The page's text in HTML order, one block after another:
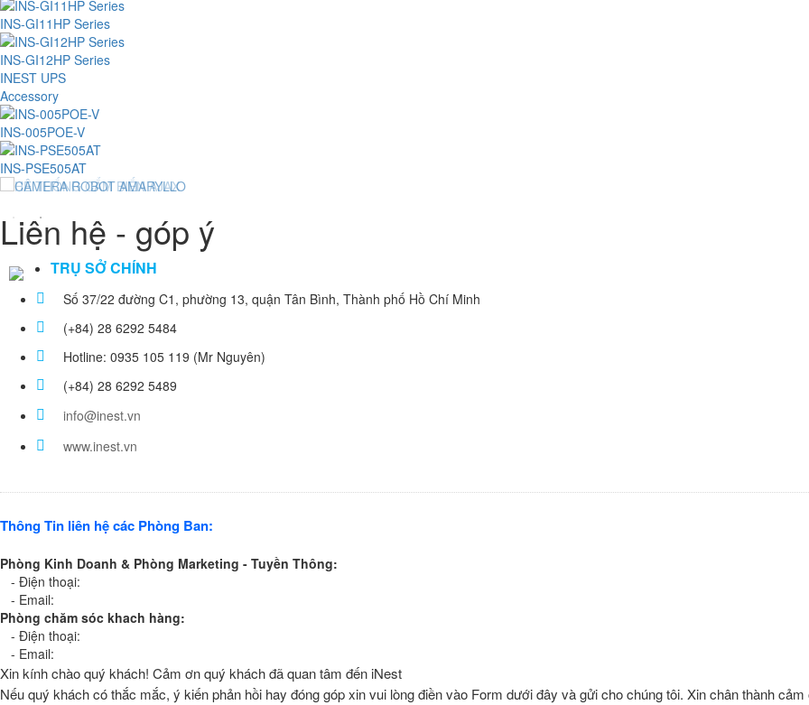
INS-GI11HP Series
INS-GI12HP Series
INEST UPS
Accessory
INS-005POE-V
INS-PSE505AT
Liên hệ - góp ý
TRỤ SỞ CHÍNH
Số 37/22 đường C1, phường 13, quận Tân Bình, Thành phố Hồ Chí Minh
(+84) 28 6292 5484
Hotline: 0935 105 119 (Mr Nguyên)
(+84) 28 6292 5489
info@inest.vn
www.inest.vn
Thông Tin liên hệ các Phòng Ban:
Phòng Kinh Doanh & Phòng Marketing - Tuyền Thông:
- Điện thoại:
- Email:
Phòng chăm sóc khach hàng:
- Điện thoại:
- Email:
Xin kính chào quý khách! Cảm ơn quý khách đã quan tâm đến iNest
Nếu quý khách có thắc mắc, ý kiến phản hồi hay đóng góp xin vui lòng điền vào Form dưới đây và gửi cho chúng tôi. Xin chân thành cảm